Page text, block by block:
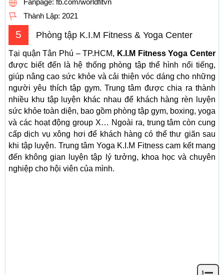
Fanpage: fb.com/worldfitvn
Thành Lập: 2021
5 Phòng tập K.I.M Fitness & Yoga Center
Tại quận Tân Phú – TP.HCM, K.I.M Fitness Yoga Center
được biết đến là hệ thống phòng tập thể hình nổi tiếng,
giúp nâng cao sức khỏe và cải thiện vóc dáng cho những
người yêu thích tập gym. Trung tâm được chia ra thành
nhiều khu tập luyện khác nhau để khách hàng rèn luyện
sức khỏe toàn diện, bao gồm phòng tập gym, boxing, yoga
và các hoạt động group X… Ngoài ra, trung tâm còn cung
cấp dịch vụ xông hơi để khách hàng có thể thư giãn sau
khi tập luyện. Trung tâm Yoga K.I.M Fitness cam kết mang
đến không gian luyện tập lý tưởng, khoa học và chuyên
nghiệp cho hội viên của mình.